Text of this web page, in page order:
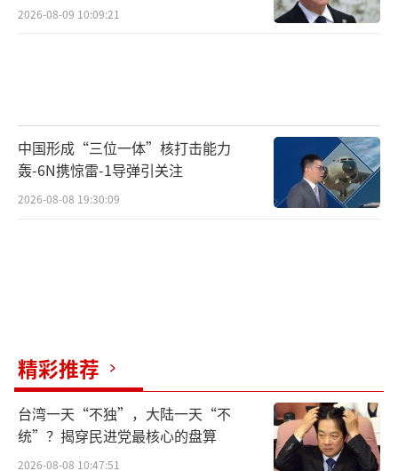
2026-08-09 10:09:21
中国形成“三位一体”核打击能力
轰-6N携惊雷-1导弹引关注
2026-08-08 19:30:09
精彩推荐
台湾一天“不独”，大陆一天“不
统”？揭穿民进党最核心的盘算
2026-08-08 10:47:51